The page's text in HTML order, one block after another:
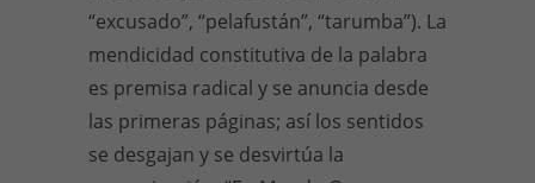
“excusado”, “pelafustán”, “tarumba”). La
mendicidad constitutiva de la palabra
es premisa radical y se anuncia desde
las primeras páginas; así los sentidos
se desgajan y se desvirtúa la